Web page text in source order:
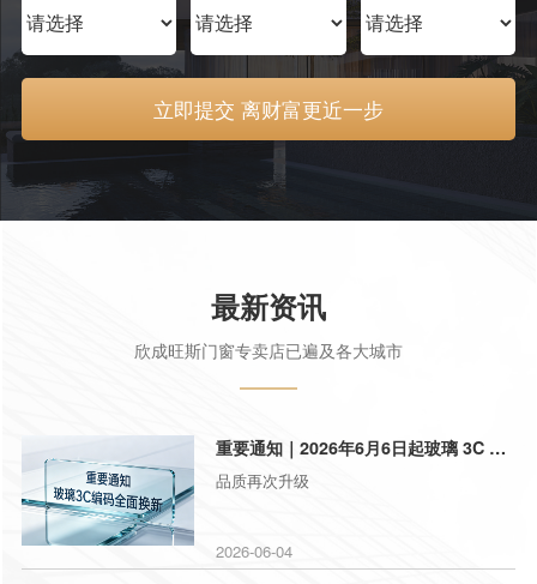
立即提交 离财富更近一步
STORE
最新资讯
欣成旺斯门窗专卖店已遍及各大城市
重要通知｜2026年6月6日起玻璃 3C 编码全面换新
品质再次升级
2026-06-04